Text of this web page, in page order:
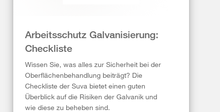
Arbeitsschutz Galvanisierung:
Checkliste
Wissen Sie, was alles zur Sicherheit bei der
Oberflächenbehandlung beiträgt? Die
Checkliste der Suva bietet einen guten
Überblick auf die Risiken der Galvanik und
wie diese zu beheben sind.